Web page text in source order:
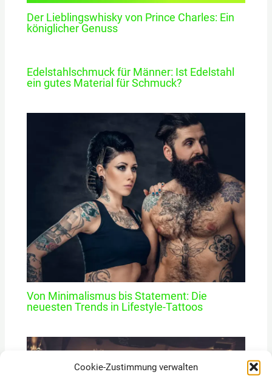
Cookie-Zustimmung verwalten
Der Lieblingswhisky von Prince Charles: Ein
königlicher Genuss
Edelstahlschmuck für Männer: Ist Edelstahl
ein gutes Material für Schmuck?
Von Minimalismus bis Statement: Die
neuesten Trends in Lifestyle-Tattoos